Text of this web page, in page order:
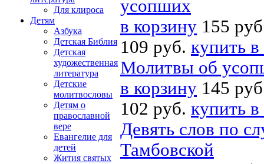
Для клироса
Детям
Азбука
Детская Библия
Детская
художественная
литература
Детские
молитвословы
Детям о
православной
вере
Евангелие для
детей
Жития святых
усопших
в корзину 155
109 руб. купить
Молитвы об
в корзину 145
102 руб. купить
Девять слов по
Тамбовской